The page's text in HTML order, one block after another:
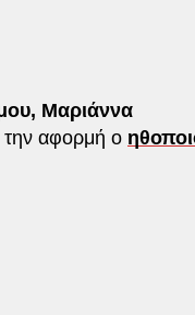
Μαριάννα
αφορμή ο